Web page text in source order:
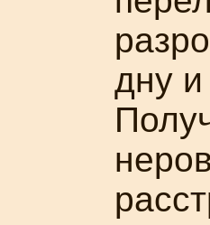
дну